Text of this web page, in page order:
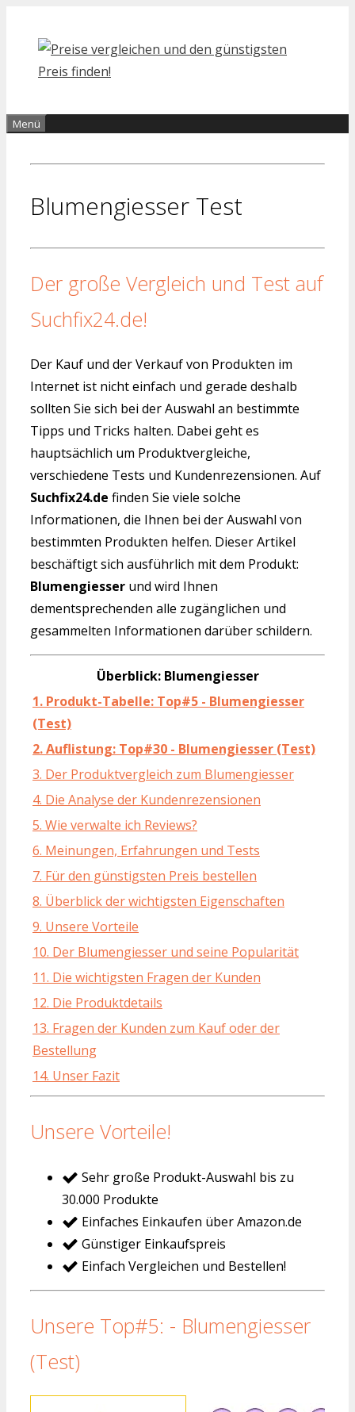
Inhalt
springen
Menü
Blumengiesser Test
Der große Vergleich und Test auf
Suchfix24.de!
Der Kauf und der Verkauf von Produkten im
Internet ist nicht einfach und gerade deshalb
sollten Sie sich bei der Auswahl an bestimmte
Tipps und Tricks halten. Dabei geht es
hauptsächlich um Produktvergleiche,
verschiedene Tests und Kundenrezensionen. Auf
Suchfix24.de finden Sie viele solche
Informationen, die Ihnen bei der Auswahl von
bestimmten Produkten helfen. Dieser Artikel
beschäftigt sich ausführlich mit dem Produkt:
Blumengiesser und wird Ihnen
dementsprechenden alle zugänglichen und
gesammelten Informationen darüber schildern.
Überblick: Blumengiesser
1. Produkt-Tabelle: Top#5 - Blumengiesser
(Test)
2. Auflistung: Top#30 - Blumengiesser (Test)
3. Der Produktvergleich zum Blumengiesser
4. Die Analyse der Kundenrezensionen
5. Wie verwalte ich Reviews?
6. Meinungen, Erfahrungen und Tests
7. Für den günstigsten Preis bestellen
8. Überblick der wichtigsten Eigenschaften
9. Unsere Vorteile
10. Der Blumengiesser und seine Popularität
11. Die wichtigsten Fragen der Kunden
12. Die Produktdetails
13. Fragen der Kunden zum Kauf oder der
Bestellung
14. Unser Fazit
Unsere Vorteile!
Sehr große Produkt-Auswahl bis zu
30.000 Produkte
Einfaches Einkaufen über Amazon.de
Günstiger Einkaufspreis
Einfach Vergleichen und Bestellen!
Unsere Top#5: - Blumengiesser
(Test)